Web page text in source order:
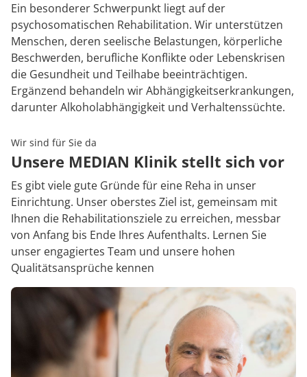
Ein besonderer Schwerpunkt liegt auf der
psychosomatischen Rehabilitation. Wir unterstützen
Menschen, deren seelische Belastungen, körperliche
Beschwerden, berufliche Konflikte oder Lebenskrisen
die Gesundheit und Teilhabe beeinträchtigen.
Ergänzend behandeln wir Abhängigkeitserkrankungen,
darunter Alkoholabhängigkeit und Verhaltenssüchte.
Wir sind für Sie da
Unsere MEDIAN Klinik stellt sich vor
Es gibt viele gute Gründe für eine Reha in unser
Einrichtung. Unser oberstes Ziel ist, gemeinsam mit
Ihnen die Rehabilitationsziele zu erreichen, messbar
von Anfang bis Ende Ihres Aufenthalts. Lernen Sie
unser engagiertes Team und unsere hohen
Qualitätsansprüche kennen